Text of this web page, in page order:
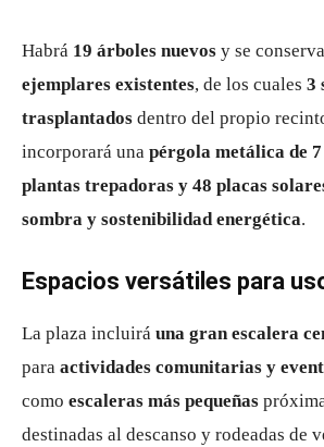
Habrá 19 árboles nuevos y se
ejemplares existentes, de los cuales 3
trasplantados dentro del propio
incorporará una pérgola metálica de
plantas trepadoras y 48 placas
sombra y sostenibilidad energética.
Espacios versátiles para
La plaza incluirá una gran escalera
para actividades comunitarias y
como escaleras más pequeñas
destinadas al descanso y rodeadas de